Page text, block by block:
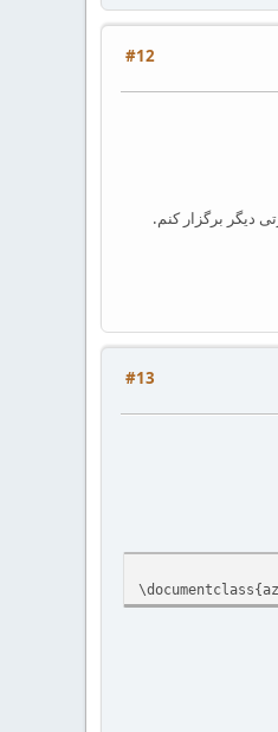
#12
دیگر برگزار کنم.
#13